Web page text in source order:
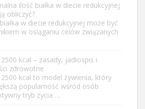
ilość białka w diecie redukcyjnej
obliczyć?
w diecie redukcyjnej może być
w osiąganiu celów związanych
kcal – zasady, jadłospis i
zdrowotne
kcal to model żywienia, który
popularność wśród osób
tryb życia …